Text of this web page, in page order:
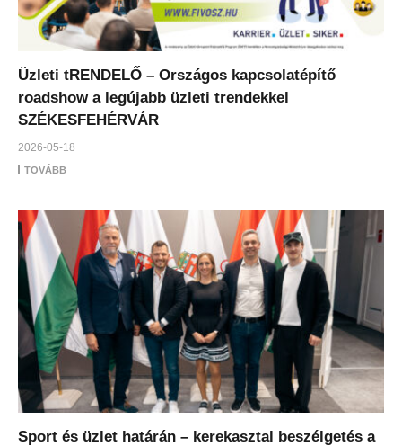
Üzleti tRENDELŐ – Országos kapcsolatépítő
roadshow a legújabb üzleti trendekkel
SZÉKESFEHÉRVÁR
2026-05-18
TOVÁBB
Sport és üzlet határán – kerekasztal beszélgetés a